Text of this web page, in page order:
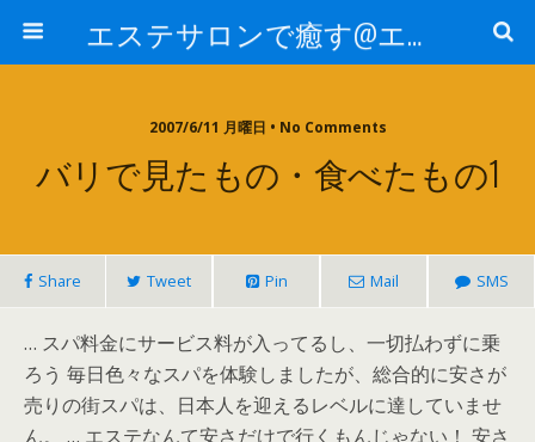
エステサロンで癒す@エステ～全国エステ情報
2007/6/11 月曜日 • No Comments
バリで見たもの・食べたもの1
Share Tweet Pin Mail SMS
… スパ料金にサービス料が入ってるし、一切払わずに乗
ろう 毎日色々なスパを体験しましたが、総合的に安さが
売りの街スパは、日本人を迎えるレベルに達していませ
ん。 … エステなんて安さだけで行くもんじゃない！ 安さ